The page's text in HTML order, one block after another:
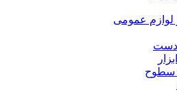
لوازم عمومی
دست
سطوح